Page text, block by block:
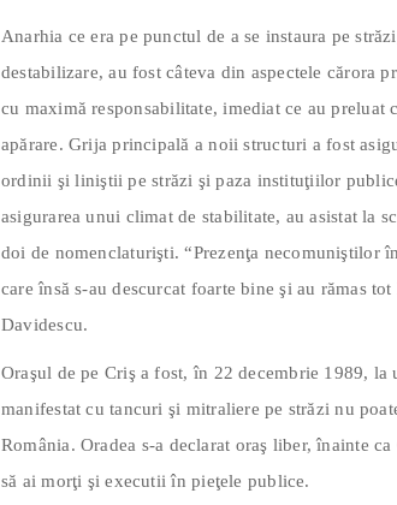
Anarhia ce era pe punctul de a se instaura pe
destabilizare, au fost câteva din aspectele cărora
cu maximă responsabilitate, imediat ce au
apărare. Grija principală a noii structuri a fost
ordinii şi liniştii pe străzi şi paza instituţiilor
asigurarea unui climat de stabilitate, au asistat la
doi de nomenclaturişti. “Prezenţa necomuniştilor
care însă s-au descurcat foarte bine şi au rămas
Davidescu.
Oraşul de pe Criş a fost, în 22 decembrie 1989,
manifestat cu tancuri şi mitraliere pe străzi nu
România. Oradea s-a declarat oraş liber, înainte
să ai morţi şi executii în pieţele publice.